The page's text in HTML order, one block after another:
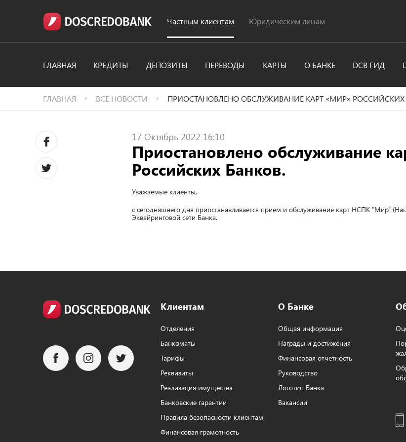
Частным клиентам Юридическим лицам
ГЛАВНАЯ КРЕДИТЫ ДЕПОЗИТЫ ПЕРЕВОДЫ КАРТЫ О БАНКЕ DCB ГИД
ГЛАВНАЯ ВСЕ НОВОСТИ ПРИОСТАНОВЛЕНО ОБСЛУЖИВАНИЕ КАРТ «МИР» РОССИЙСКИХ
17 Октябрь 2022 16:10
Приостановлено обслуживание
Российских Банков.
Уважаемые клиенты,
с сегодняшнего дня приостанавливается прием и обслуживание карт НСПК "Мир"
Эквайринговой сети Банка.
Клиентам
Отделения
Банкоматы
Тарифы
Реквизиты
Реализация имущества
Банковские гарантии
Правила безопасности клиентам
Финансовая грамотность
О Банке
Общая информация
Награды и достижения
Финансовая отчетность
Руководство
Логотип Банка
Вакансии